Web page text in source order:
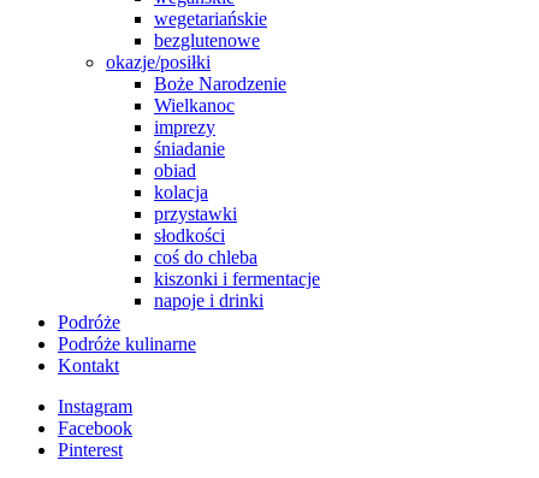
wegetariańskie
bezglutenowe
okazje/posiłki
Boże Narodzenie
Wielkanoc
imprezy
śniadanie
obiad
kolacja
przystawki
słodkości
coś do chleba
kiszonki i fermentacje
napoje i drinki
Podróże
Podróże kulinarne
Kontakt
Instagram
Facebook
Pinterest